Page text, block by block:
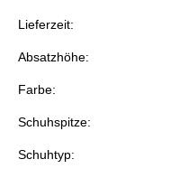
Lieferzeit:
Absatzhöhe:
Farbe:
Schuhspitze:
Schuhtyp: